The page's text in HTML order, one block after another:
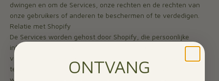
dwingen en om de Services, onze rechten en de rechten van
onze gebruikers of anderen te beschermen of te verdedigen.
Relatie met Shopify
De Services worden gehost door Shopify, die persoonlijke
informatie over jouw toegang tot en gebruik van de Diensten
verzamelt en verwerkt om de Diensten voor jou te leveren en
te verbeteren. Informatie die je indient bij de Services zal
ONTVANG